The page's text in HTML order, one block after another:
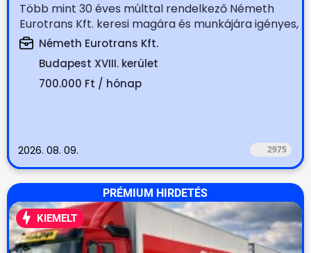
Több mint 30 éves múlttal rendelkező Németh
Eurotrans Kft. keresi magára és munkájára igényes,
tapasztalt...
Németh Eurotrans Kft.
Budapest XVIII. kerület
700.000 Ft / hónap
2026. 08. 09. 2975
PRÉMIUM HIRDETÉS
KIEMELT